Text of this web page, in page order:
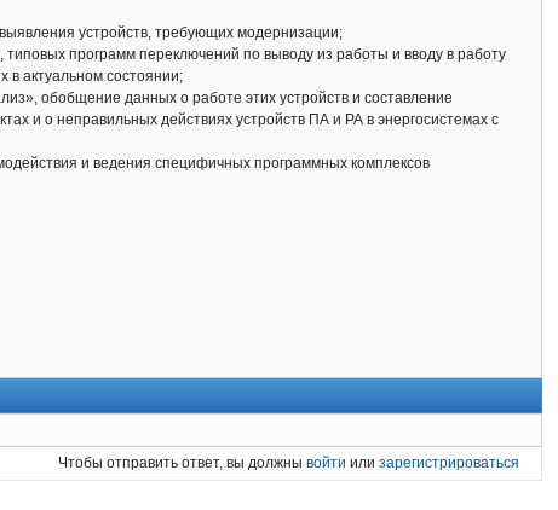
устройств, требующих модернизации;
программ переключений по выводу из работы и вводу в работу
в актуальном состоянии;
обобщение данных о работе этих устройств и составление
и о неправильных действиях устройств ПА и РА в энергосистемах с
и ведения специфичных программных комплексов
Чтобы отправить ответ, вы должны войти или зарегистрироваться